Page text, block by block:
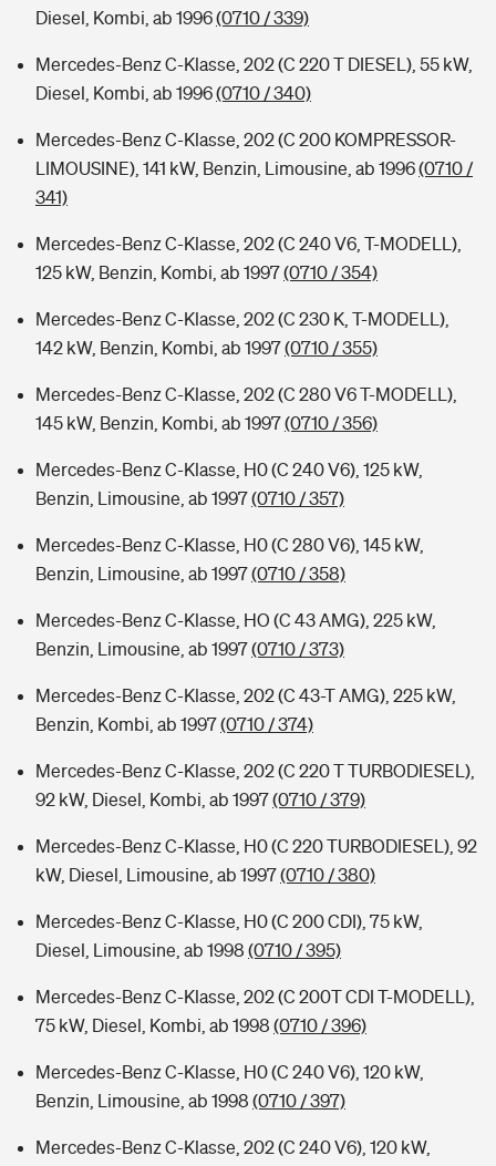
Diesel, Kombi, ab 1996(0710 / 339)
Mercedes-Benz C-Klasse, 202 (C 220 T DIESEL), 55 kW,
Diesel, Kombi, ab 1996(0710 / 340)
Mercedes-Benz C-Klasse, 202 (C 200 KOMPRESSOR-
LIMOUSINE), 141 kW, Benzin, Limousine, ab 1996(0710 /
341)
Mercedes-Benz C-Klasse, 202 (C 240 V6, T-MODELL),
125 kW, Benzin, Kombi, ab 1997(0710 / 354)
Mercedes-Benz C-Klasse, 202 (C 230 K, T-MODELL),
142 kW, Benzin, Kombi, ab 1997(0710 / 355)
Mercedes-Benz C-Klasse, 202 (C 280 V6 T-MODELL),
145 kW, Benzin, Kombi, ab 1997(0710 / 356)
Mercedes-Benz C-Klasse, H0 (C 240 V6), 125 kW,
Benzin, Limousine, ab 1997(0710 / 357)
Mercedes-Benz C-Klasse, H0 (C 280 V6), 145 kW,
Benzin, Limousine, ab 1997(0710 / 358)
Mercedes-Benz C-Klasse, HO (C 43 AMG), 225 kW,
Benzin, Limousine, ab 1997(0710 / 373)
Mercedes-Benz C-Klasse, 202 (C 43-T AMG), 225 kW,
Benzin, Kombi, ab 1997(0710 / 374)
Mercedes-Benz C-Klasse, 202 (C 220 T TURBODIESEL),
92 kW, Diesel, Kombi, ab 1997(0710 / 379)
Mercedes-Benz C-Klasse, H0 (C 220 TURBODIESEL), 92
kW, Diesel, Limousine, ab 1997(0710 / 380)
Mercedes-Benz C-Klasse, H0 (C 200 CDI), 75 kW,
Diesel, Limousine, ab 1998 (0710 / 395)
Mercedes-Benz C-Klasse, 202 (C 200T CDI T-MODELL),
75 kW, Diesel, Kombi, ab 1998 (0710 / 396)
Mercedes-Benz C-Klasse, H0 (C 240 V6), 120 kW,
Benzin, Limousine, ab 1998 (0710 / 397)
Mercedes-Benz C-Klasse, 202 (C 240 V6), 120 kW,